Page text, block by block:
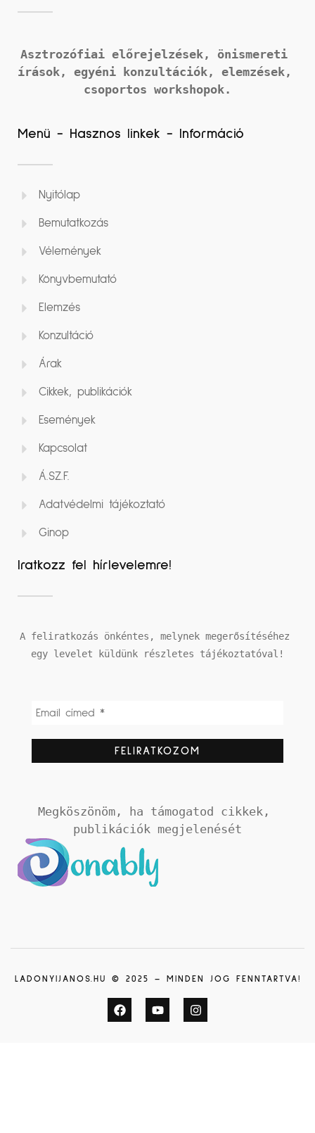
Asztrozófiai előrejelzések, önismereti
írások,
csoportos workshopok.
Menü - Hasznos linkek - Információ
Nyitólap
Bemutatkozás
Vélemények
Könyvbemutató
Elemzés
Konzultáció
Árak
Cikkek, publikációk
Események
Kapcsolat
Á.SZ.F.
Adatvédelmi tájékoztató
Ginop
Iratkozz fel hírlevelemre!
A feliratkozás önkéntes, melynek megerősítéséhez
egy levelet küldünk részletes tájékoztatóval!
Megköszönöm, ha támogatod cikkek,
publikációk megjelenését
LADONYIJANOS.HU © 2025 – MINDEN JOG FENNTARTVA!